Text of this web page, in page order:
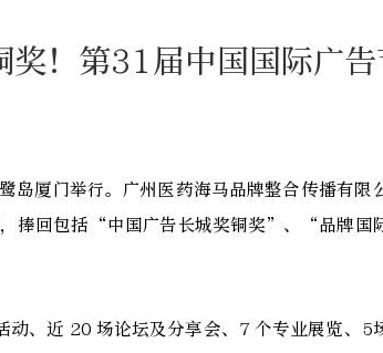
奖！第31届中国国际广告
厦门举行。广州医药海马品牌整合传播有限
捧回包括“中国广告长城奖铜奖”、“品牌国
动、近 20 场论坛及分享会、7 个专业展览、5